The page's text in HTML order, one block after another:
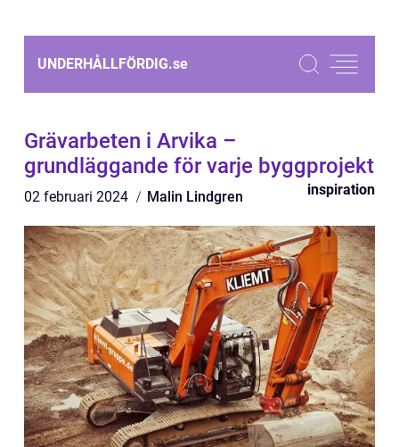
UNDERHÅLLFÖRDIG.se
Grävarbeten i Arvika –
grundläggande för varje byggprojekt
02 februari 2024 Malin Lindgren inspiration